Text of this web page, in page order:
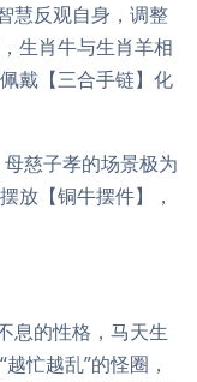
慧反观自身，调整
生肖牛与生肖羊相
戴【三合手链】化
慈子孝的场景极为
放【铜牛摆件】，
息的性格，马天生
忙越乱”的怪圈，